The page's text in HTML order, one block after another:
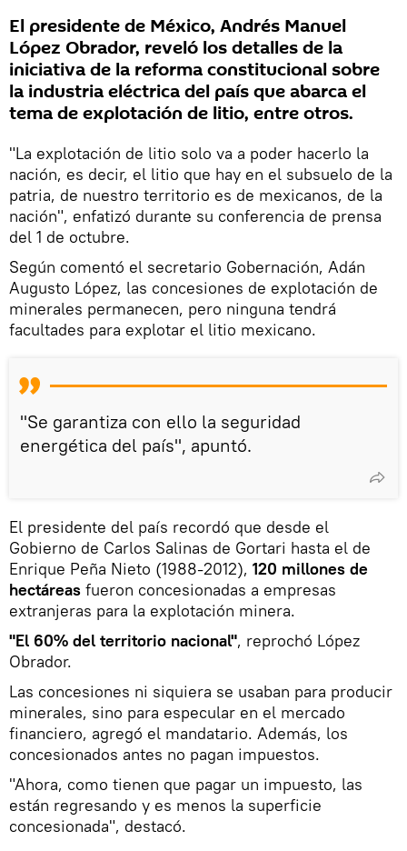
El presidente de México, Andrés Manuel
López Obrador, reveló los detalles de la
iniciativa de la reforma constitucional sobre
la industria eléctrica del país que abarca el
tema de explotación de litio, entre otros.
"La explotación de litio solo va a poder hacerlo la
nación, es decir, el litio que hay en el subsuelo de la
patria, de nuestro territorio es de mexicanos, de la
nación", enfatizó durante su conferencia de prensa
del 1 de octubre.
Según comentó el secretario Gobernación, Adán
Augusto López, las concesiones de explotación de
minerales permanecen, pero ninguna tendrá
facultades para explotar el litio mexicano.
"Se garantiza con ello la seguridad
energética del país", apuntó.
El presidente del país recordó que desde el
Gobierno de Carlos Salinas de Gortari hasta el de
Enrique Peña Nieto (1988-2012), 120 millones de
hectáreas fueron concesionadas a empresas
extranjeras para la explotación minera.
"El 60% del territorio nacional", reprochó López
Obrador.
Las concesiones ni siquiera se usaban para producir
minerales, sino para especular en el mercado
financiero, agregó el mandatario. Además, los
concesionados antes no pagan impuestos.
"Ahora, como tienen que pagar un impuesto, las
están regresando y es menos la superficie
concesionada", destacó.